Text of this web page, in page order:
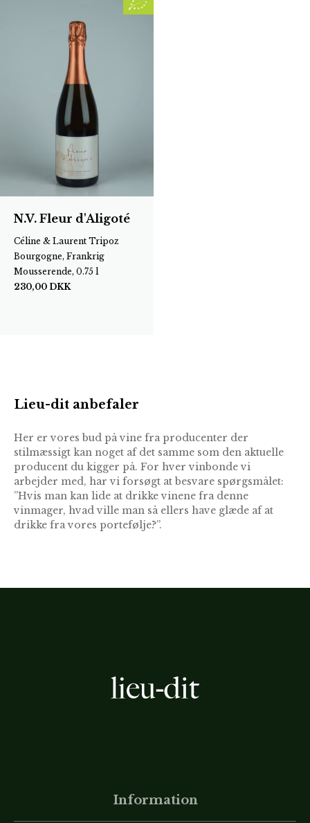
N.V. Fleur d'Aligoté
Céline & Laurent Tripoz
Bourgogne, Frankrig
Mousserende, 0.75 l
230,00 DKK
Lieu-dit anbefaler
Her er vores bud på vine fra producenter der
stilmæssigt kan noget af det samme som den aktuelle
producent du kigger på. For hver vinbonde vi
arbejder med, har vi forsøgt at besvare spørgsmålet:
”Hvis man kan lide at drikke vinene fra denne
vinmager, hvad ville man så ellers have glæde af at
drikke fra vores portefølje?”.
Information